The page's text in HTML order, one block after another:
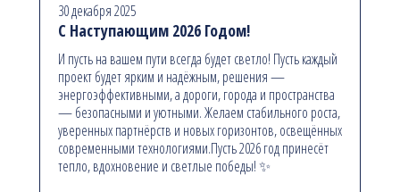
30 декабря 2025
С Наступающим 2026 Годом!
И пусть на вашем пути всегда будет светло! Пусть каждый
проект будет ярким и надёжным, решения —
энергоэффективными, а дороги, города и пространства
— безопасными и уютными. Желаем стабильного роста,
уверенных партнёрств и новых горизонтов, освещённых
современными технологиями.Пусть 2026 год принесёт
тепло, вдохновение и светлые победы! ✨